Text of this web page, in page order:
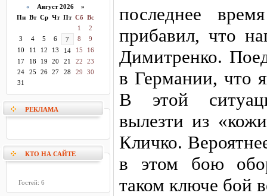
« Август 2026 »
Пн Вт Ср Чт Пт Сб Вс
1
2
3
4 5 6 7 8
9
10
11 12 13 14 15
16
17
18 19 20 21 22
23
24
25 26 27 28 29
30
31
РЕКЛАМА
КТО НА САЙТЕ
Гостей: 6
последнее
прибавил, что
Димитренко.
в Германии, что
В этой
вылезти из
Кличко.
в этом бою
таком ключе бой